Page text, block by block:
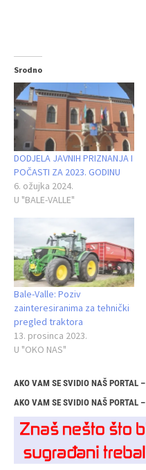
Srodno
DODJELA JAVNIH PRIZNANJA I
POČASTI ZA 2023. GODINU
6. ožujka 2024.
U "BALE-VALLE"
Bale-Valle: Poziv
zainteresiranima za tehnički
pregled traktora
13. prosinca 2023.
U "OKO NAS"
AKO VAM SE SVIDIO NAŠ PORTAL –
AKO VAM SE SVIDIO NAŠ PORTAL –